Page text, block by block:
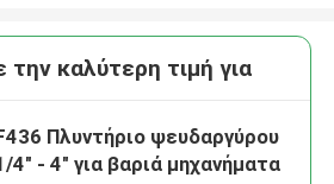
καλύτερη τιμή για
Πλυντήριο ψευδαργύρου
4" - 4" για βαριά μηχανήματα